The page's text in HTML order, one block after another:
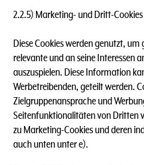
2.2.5) Marketing- und Dritt-Cookies
Diese Cookies werden genutzt, um
relevante und an seine Interessen
auszuspielen. Diese Information
Werbetreibenden, geteilt werden.
Zielgruppenansprache und
Seitenfunktionalitäten von Dritten
zu Marketing-Cookies und deren
auch unten unter e).